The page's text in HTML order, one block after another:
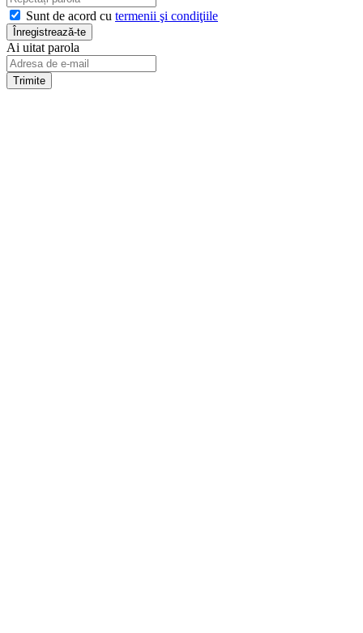
Sunt de acord cu termenii şi condiţiile
Ai uitat parola